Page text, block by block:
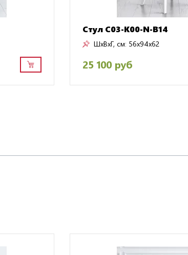
Стул C03-K00-N-B14
ШxВxГ, см: 56x94x62
25 100 руб